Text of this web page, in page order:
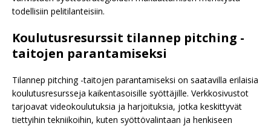
todellisiin pelitilanteisiin.
Koulutusresurssit tilannep pitching -
taitojen parantamiseksi
Tilannep pitching -taitojen parantamiseksi on saatavilla erilaisia
koulutusresursseja kaikentasoisille syöttäjille. Verkkosivustot
tarjoavat videokoulutuksia ja harjoituksia, jotka keskittyvät
tiettyihin tekniikoihin, kuten syöttövalintaan ja henkiseen